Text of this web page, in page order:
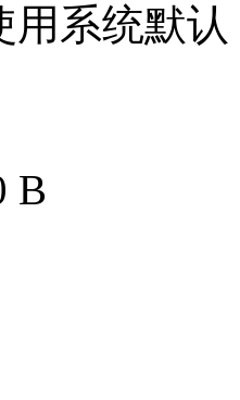
用系统默认
B